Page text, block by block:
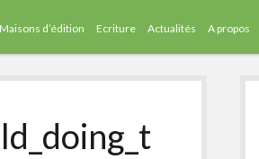
Maisons d’édition Ecriture Actualités A propos